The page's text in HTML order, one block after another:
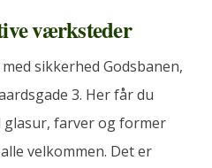
værksteder
sikkerhed Godsbanen,
3. Her får du
glasur, farver og former
velkommen. Det er